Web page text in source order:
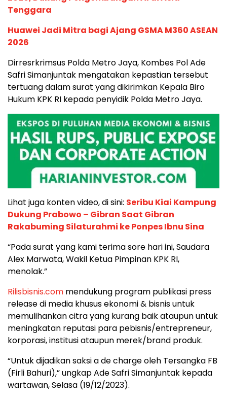
Tenggara
Huawei Jadi Mitra bagi Ajang GSMA M360 ASEAN
2026
Dirresrkrimsus Polda Metro Jaya, Kombes Pol Ade
Safri Simanjuntak mengatakan kepastian tersebut
tertuang dalam surat yang dikirimkan Kepala Biro
Hukum KPK RI kepada penyidik Polda Metro Jaya.
Lihat juga konten video, di sini: Seribu Kiai Kampung
Dukung Prabowo – Gibran Saat Gibran
Rakabuming Silaturahmi ke Ponpes Ibnu Sina
“Pada surat yang kami terima sore hari ini, Saudara
Alex Marwata, Wakil Ketua Pimpinan KPK RI,
menolak.”
Rilisbisnis.com mendukung program publikasi press
release di media khusus ekonomi & bisnis untuk
memulihankan citra yang kurang baik ataupun untuk
meningkatan reputasi para pebisnis/entrepreneur,
korporasi, institusi ataupun merek/brand produk.
“Untuk dijadikan saksi a de charge oleh Tersangka FB
(Firli Bahuri),” ungkap Ade Safri Simanjuntak kepada
wartawan, Selasa (19/12/2023).